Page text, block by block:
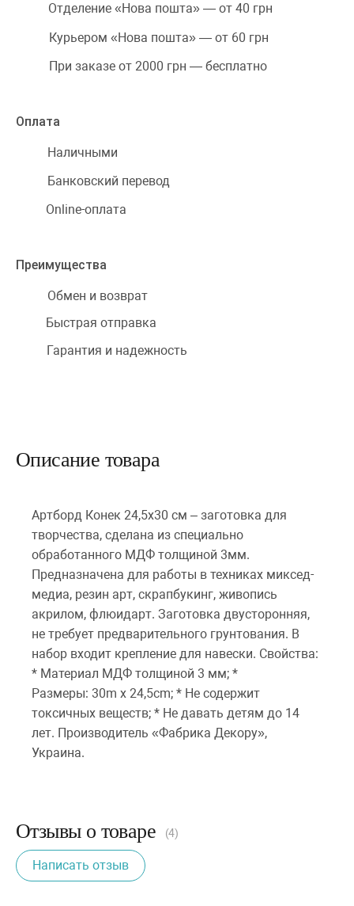
Отделение «Нова пошта» — от 40 грн
Курьером «Нова пошта» — от 60 грн
При заказе от 2000 грн — бесплатно
Оплата
Наличными
Банковский перевод
Online-оплата
Преимущества
Обмен и возврат
Быстрая отправка
Гарантия и надежность
Описание товара
Артборд Конек 24,5х30 см – заготовка для
творчества, сделана из специально
обработанного МДФ толщиной 3мм.
Предназначена для работы в техниках миксед-
медиа, резин арт, скрапбукинг, живопись
акрилом, флюидарт. Заготовка двусторонняя,
не требует предварительного грунтования. В
набор входит крепление для навески. Свойства:
* Материал МДФ толщиной 3 мм; *
Размеры: 30m x 24,5cm; * Не содержит
токсичных веществ; * Не давать детям до 14
лет. Производитель «Фабрика Декору»,
Украина.
Отзывы о товаре (4)
Написать отзыв